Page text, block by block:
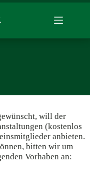
will der
(kostenlos
anbieten.
bitten wir um
Vorhaben an: